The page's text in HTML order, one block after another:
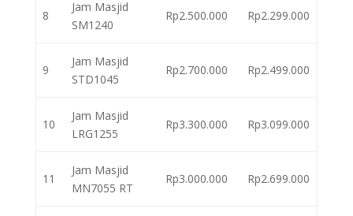
8
Jam Masjid
SM1240
Rp2.500.000 Rp2.299.000
9
Jam Masjid
STD1045
Rp2.700.000 Rp2.499.000
10
Jam Masjid
LRG1255
Rp3.300.000 Rp3.099.000
11
Jam Masjid
MN7055 RT
Rp3.000.000 Rp2.699.000